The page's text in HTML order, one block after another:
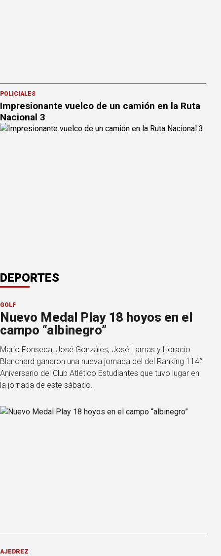
POLICIALES
Impresionante vuelco de un camión en la Ruta
Nacional 3
DEPORTES
GOLF
Nuevo Medal Play 18 hoyos en el
campo “albinegro”
Mario Fonseca, José Gonzáles, José Lamas y Horacio
Blanchard ganaron una nueva jornada del del Ranking 114°
Aniversario del Club Atlético Estudiantes que tuvo lugar en
la jornada de este sábado.
AJEDREZ